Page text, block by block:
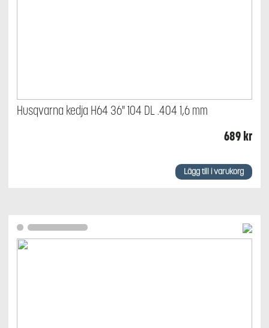
Husqvarna kedja H64 36" 104 DL .404 1,6 mm
689kr
Lägg till i varukorg